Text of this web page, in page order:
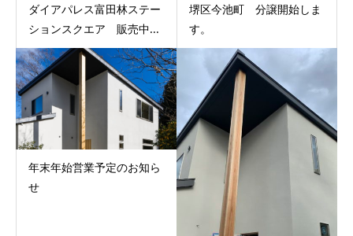
ダイアパレス富田林ステー
ションスクエア 販売中...
堺区今池町 分譲開始しま
す。
年末年始営業予定のお知ら
せ